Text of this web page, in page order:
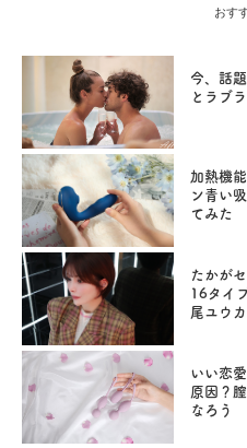
おす
今、話
とラブ
加熱機
ン青い
てみた
たかが
16タイ
尾ユウカ
いい恋
原因？
なろう